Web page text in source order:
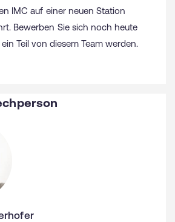
IMC auf einer neuen Station
Bewerben Sie sich noch heute
Teil von diesem Team werden.